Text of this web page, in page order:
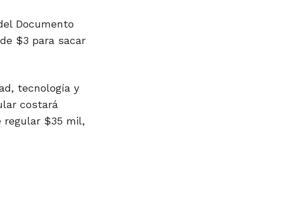
Documento
$3 para sacar
tecnología y
costará
regular $35 mil,